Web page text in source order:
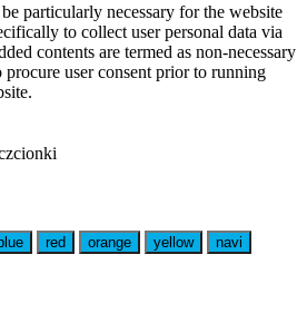
particularly necessary for the website
to collect user personal data via
contents are termed as non-necessary
user consent prior to running
blue red orange yellow
navi